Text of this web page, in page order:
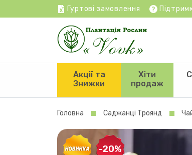
Гуртові замовлення
Акції та
Знижки
Хіти
продаж
Головна Саджанці Троянд
-20%